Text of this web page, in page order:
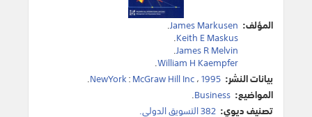
المؤلف: James Markusen
.
Keith E Maskus
.
James R Melvin
.
William H Kaempfer
.
بيانات النشر:
NewYork:McGraw Hill Inc،1995
.
المواضيع: Business
.
تصنيف ديوي: 382 التسويق الدولي.